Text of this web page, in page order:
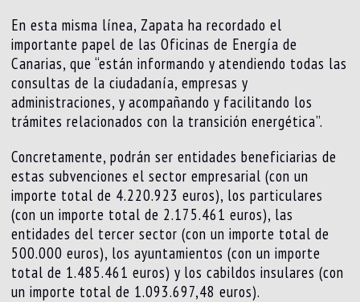
En esta misma línea, Zapata ha recordado el
importante papel de las Oficinas de Energía de
Canarias, que “están informando y atendiendo todas las
consultas de la ciudadanía, empresas y
administraciones, y acompañando y facilitando los
trámites relacionados con la transición energética”.
Concretamente, podrán ser entidades beneficiarias de
estas subvenciones el sector empresarial (con un
importe total de 4.220.923 euros), los particulares
(con un importe total de 2.175.461 euros), las
entidades del tercer sector (con un importe total de
500.000 euros), los ayuntamientos (con un importe
total de 1.485.461 euros) y los cabildos insulares (con
un importe total de 1.093.697,48 euros).